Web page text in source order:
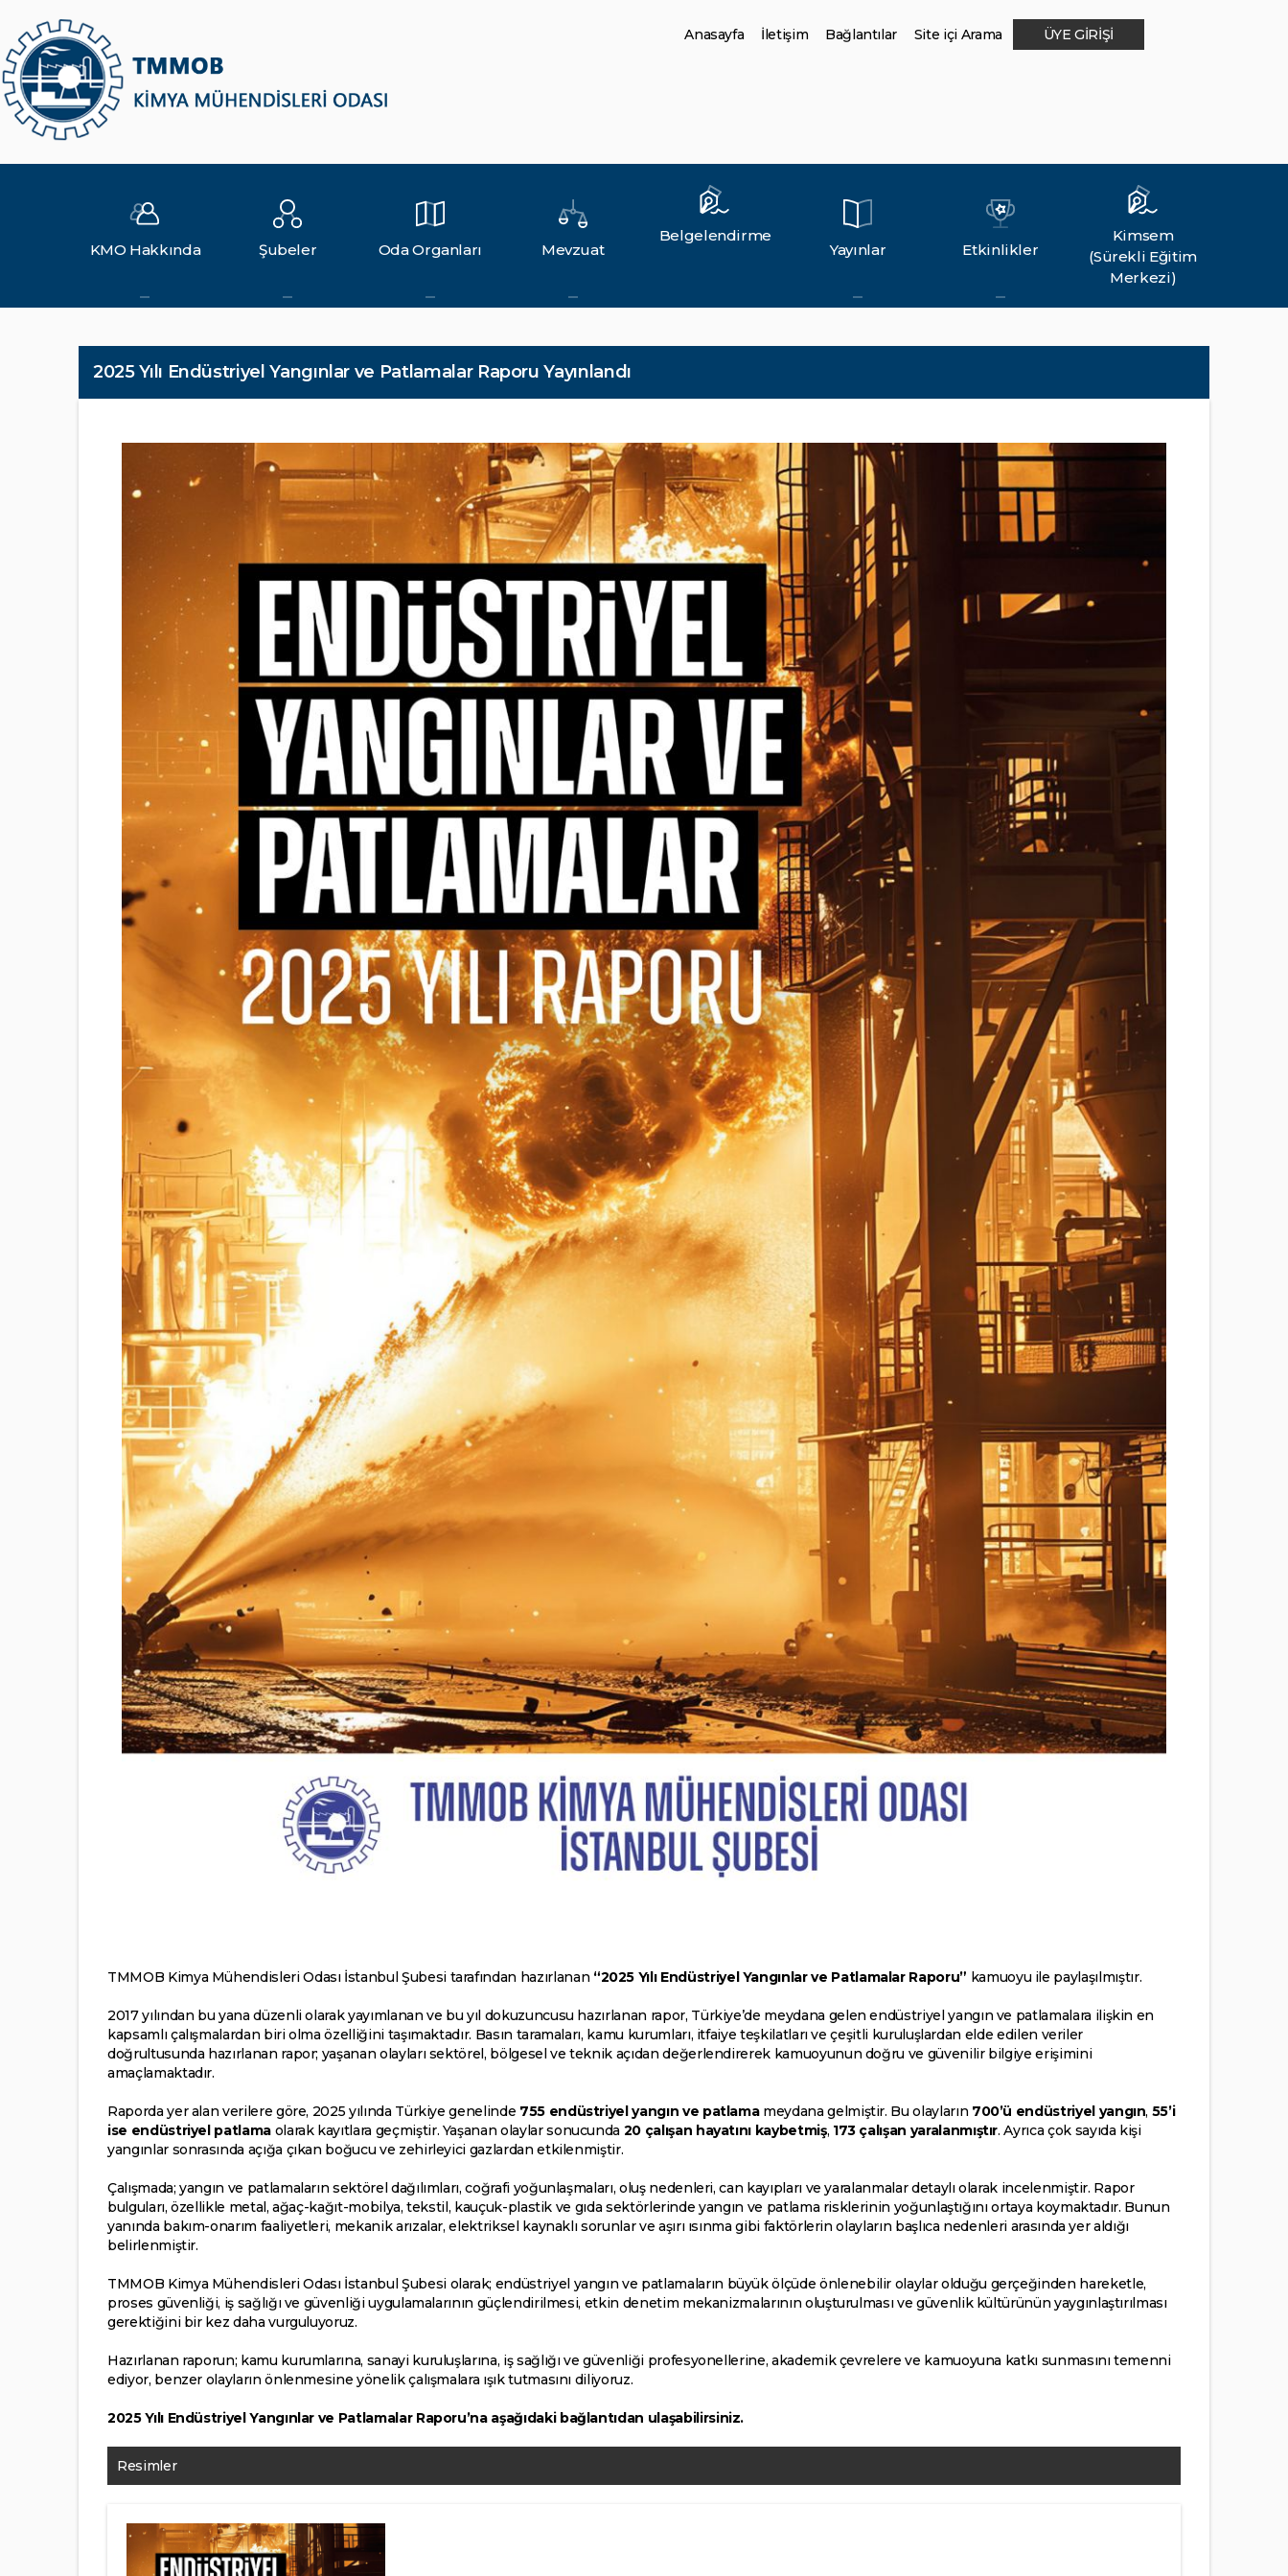
Anasayfa İletişim Bağlantılar Site içi Arama ÜYE GİRİŞİ
KMO Hakkında Şubeler Oda Organları Mevzuat
Belgelendirme
Yayınlar Etkinlikler
Kimsem
(Sürekli Eğitim
Merkezi)
2025 Yılı Endüstriyel Yangınlar ve Patlamalar Raporu Yayınlandı
TMMOB Kimya Mühendisleri Odası İstanbul Şubesi tarafından hazırlanan “2025 Yılı Endüstriyel Yangınlar ve Patlamalar Raporu” kamuoyu ile paylaşılmıştır.
2017 yılından bu yana düzenli olarak yayımlanan ve bu yıl dokuzuncusu hazırlanan rapor, Türkiye’de meydana gelen endüstriyel yangın ve patlamalara ilişkin en
kapsamlı çalışmalardan biri olma özelliğini taşımaktadır. Basın taramaları, kamu kurumları, itfaiye teşkilatları ve çeşitli kuruluşlardan elde edilen veriler
doğrultusunda hazırlanan rapor; yaşanan olayları sektörel, bölgesel ve teknik açıdan değerlendirerek kamuoyunun doğru ve güvenilir bilgiye erişimini
amaçlamaktadır.
Raporda yer alan verilere göre, 2025 yılında Türkiye genelinde 755 endüstriyel yangın ve patlamameydana gelmiştir. Bu olayların 700’ü endüstriyel yangın, 55’i
ise endüstriyel patlamaolarak kayıtlara geçmiştir. Yaşanan olaylar sonucunda 20 çalışan hayatını kaybetmiş, 173 çalışan yaralanmıştır. Ayrıca çok sayıda kişi
yangınlar sonrasında açığa çıkan boğucu ve zehirleyici gazlardan etkilenmiştir.
Çalışmada; yangın ve patlamaların sektörel dağılımları, coğrafi yoğunlaşmaları, oluş nedenleri, can kayıpları ve yaralanmalar detaylı olarak incelenmiştir. Rapor
bulguları, özellikle metal, ağaç-kağıt-mobilya, tekstil, kauçuk-plastik ve gıda sektörlerinde yangın ve patlama risklerinin yoğunlaştığını ortaya koymaktadır. Bunun
yanında bakım-onarım faaliyetleri, mekanik arızalar, elektriksel kaynaklı sorunlar ve aşırı ısınma gibi faktörlerin olayların başlıca nedenleri arasında yer aldığı
belirlenmiştir.
TMMOB Kimya Mühendisleri Odası İstanbul Şubesi olarak; endüstriyel yangın ve patlamaların büyük ölçüde önlenebilir olaylar olduğu gerçeğinden hareketle,
proses güvenliği, iş sağlığı ve güvenliği uygulamalarının güçlendirilmesi, etkin denetim mekanizmalarının oluşturulması ve güvenlik kültürünün yaygınlaştırılması
gerektiğini bir kez daha vurguluyoruz.
Hazırlanan raporun; kamu kurumlarına, sanayi kuruluşlarına, iş sağlığı ve güvenliği profesyonellerine, akademik çevrelere ve kamuoyuna katkı sunmasını temenni
ediyor, benzer olayların önlenmesine yönelik çalışmalara ışık tutmasını diliyoruz.
2025 Yılı Endüstriyel Yangınlar ve Patlamalar Raporu’na aşağıdaki bağlantıdan ulaşabilirsiniz.
Resimler